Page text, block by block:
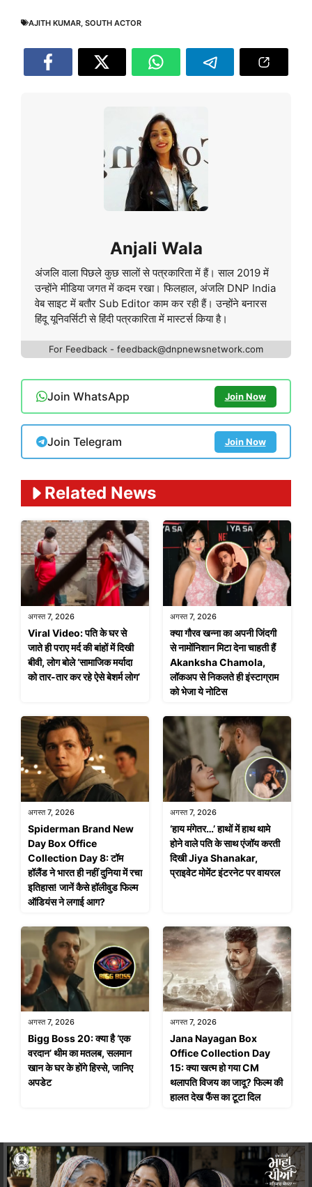
AJITH KUMAR, SOUTH ACTOR
Anjali Wala
अंजलि वाला पिछले कुछ सालों से पत्रकारिता में हैं। साल 2019 में
उन्होंने मीडिया जगत में कदम रखा। फिलहाल, अंजलि DNP India
वेब साइट में बतौर Sub Editor काम कर रही हैं। उन्होंने बनारस
हिंदू यूनिवर्सिटी से हिंदी पत्रकारिता में मास्टर्स किया है।
For Feedback - feedback@dnpnewsnetwork.com
Join WhatsApp Join Now
Join Telegram Join Now
Related News
अगस्त 7, 2026
Viral Video: पति के घर से
जाते ही पराए मर्द की बांहों में दिखी
बीवी, लोग बोले ‘सामाजिक मर्यादा
को तार-तार कर रहे ऐसे बेशर्म लोग’
अगस्त 7, 2026
क्या गौरव खन्ना का अपनी जिंदगी
से नामोंनिशान मिटा देना चाहती हैं
Akanksha Chamola,
लॉकअप से निकलते ही इंस्टाग्राम
को भेजा ये नोटिस
अगस्त 7, 2026
Spiderman Brand New
Day Box Office
Collection Day 8: टॉम
हॉलैंड ने भारत ही नहीं दुनिया में रचा
इतिहास! जानें कैसे हॉलीवुड फिल्म
ऑडियंस ने लगाई आग?
अगस्त 7, 2026
‘हाय मंगेतर…’ हाथों में हाथ थामे
होने वाले पति के साथ एंजॉय करती
दिखी Jiya Shanakar,
प्राइवेट मोमेंट इंटरनेट पर वायरल
अगस्त 7, 2026
Bigg Boss 20: क्या है ‘एक
वरदान’ थीम का मतलब, सलमान
खान के घर के होंगे हिस्से, जानिए
अपडेट
अगस्त 7, 2026
Jana Nayagan Box
Office Collection Day
15: क्या खत्म हो गया CM
थलापति विजय का जादू? फिल्म की
हालत देख फैंस का टूटा दिल